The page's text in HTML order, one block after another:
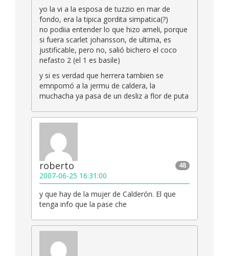
yo la vi a la esposa de tuzzio en mar de
fondo, era la tipica gordita simpatica(?)
no podiia entender lo que hizo ameli, porque
si fuera scarlet johansson, de ultima, es
justificable, pero no, salió bichero el coco
nefasto 2 (el 1 es basile)
y si es verdad que herrera tambien se
emnpomó a la jermu de caldera, la
muchacha ya pasa de un desliz a flor de puta
48
roberto
2007-06-25 16:31:00
y que hay de la mujer de Calderón. El que
tenga info que la pase che